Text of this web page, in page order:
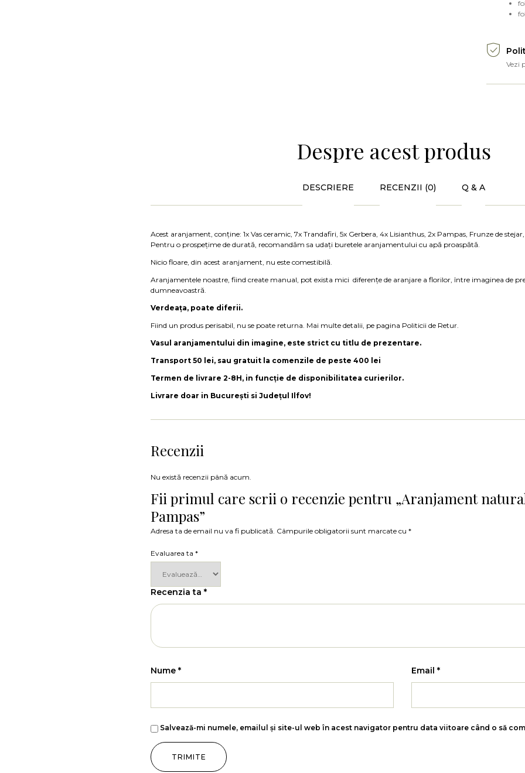
Vezi
Despre acest produs
DESCRIERE RECENZII (0) Q & A
Acest aranjament, conține: 1x Vas ceramic, 7x Trandafiri, 5x Gerbera, 4x Lisianthus, 2x Pampas, Frunze de
Pentru o prospețime de durată, recomandăm sa udați buretele aranjamentului cu apă proaspătă.
Nicio floare, din acest aranjament, nu este comestibilă.
Aranjamentele noastre, fiind create manual, pot exista mici diferențe de aranjare a florilor, între imaginea de
dumneavoastră.
Verdeața, poate diferii.
Fiind un produs perisabil, nu se poate returna. Mai multe detalii, pe pagina Politicii de Retur.
Vasul aranjamentului din imagine, este strict cu titlu de prezentare.
Transport 50 lei, sau gratuit la comenzile de peste 400 lei
Termen de livrare 2-8H, in funcție de disponibilitatea curierilor.
Livrare doar in București si Județul Ilfov!
Recenzii
Nu există recenzii până acum.
Fii primul care scrii o recenzie pentru „Aranjament
Pampas”
Adresa ta de email nu va fi publicată. Câmpurile obligatorii sunt marcate cu *
Evaluarea ta *
Recenzia ta *
Nume * Email *
Salvează-mi numele, emailul și site-ul web în acest navigator pentru data viitoare când o să